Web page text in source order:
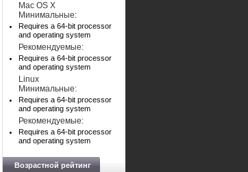
Mac OS X
Минимальные:
Requires a 64-bit processor
and operating system
Рекомендуемые:
Requires a 64-bit processor
and operating system
Linux
Минимальные:
Requires a 64-bit processor
and operating system
Рекомендуемые:
Requires a 64-bit processor
and operating system
Возрастной рейтинг